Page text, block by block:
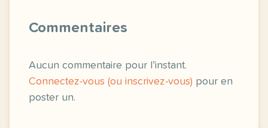
Commentaires
Aucun commentaire pour l’instant.
Connectez-vous (ou inscrivez-vous) pour en
poster un.